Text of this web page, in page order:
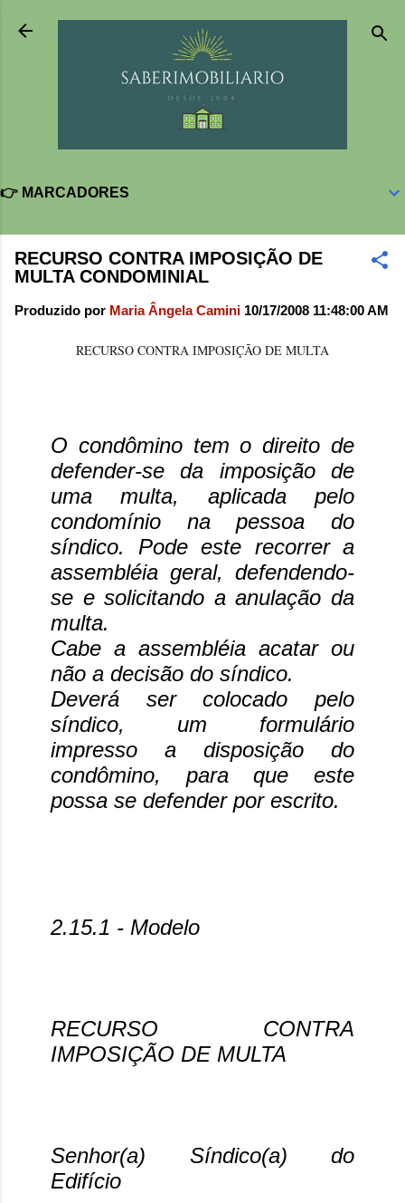
Pular para o conteúdo principal
👉 MARCADORES
RECURSO CONTRA IMPOSIÇÃO DE
MULTA CONDOMINIAL
Produzido por Maria Ângela Camini 10/17/2008 11:48:00 AM
RECURSO CONTRA IMPOSIÇÃO DE MULTA
O condômino tem o direito de
defender-se da imposição de
uma multa, aplicada pelo
condomínio na pessoa do
síndico. Pode este recorrer a
assembléia geral, defendendo-
se e solicitando a anulação da
multa.
Cabe a assembléia acatar ou
não a decisão do síndico.
Deverá ser colocado pelo
síndico, um formulário
impresso a disposição do
condômino, para que este
possa se defender por escrito.
2.15.1 - Modelo
RECURSO CONTRA
IMPOSIÇÃO DE MULTA
Senhor(a) Síndico(a) do
Edifício